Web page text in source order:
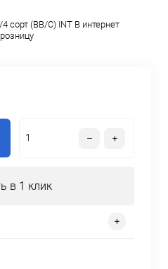
(ВВ/C) INT В интернет
в 1 клик